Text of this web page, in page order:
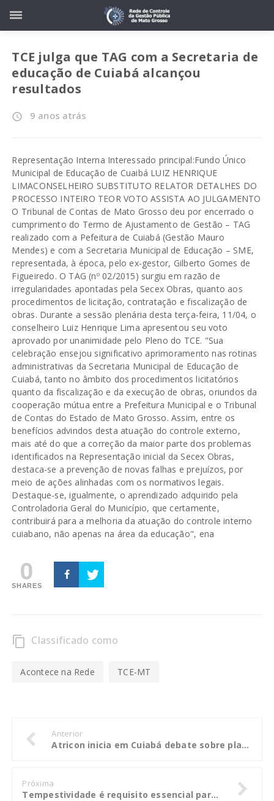
TCE julga que TAG com a Secretaria de
educação de Cuiabá alcançou
resultados
access_time 9 anos atrás
Representação Interna Interessado principal:Fundo Único
Municipal de Educação de Cuaibá LUIZ HENRIQUE
LIMACONSELHEIRO SUBSTITUTO RELATOR DETALHES DO
PROCESSO INTEIRO TEOR VOTO ASSISTA AO JULGAMENTO
O Tribunal de Contas de Mato Grosso deu por encerrado o
cumprimento do Termo de Ajustamento de Gestão – TAG
realizado com a Pefeitura de Cuiabá (Gestão Mauro
Mendes) e com a Secretaria Municipal de Educação – SME,
representada, à época, pelo ex-gestor, Gilberto Gomes de
Figueiredo. O TAG (nº 02/2015) surgiu em razão de
irregularidades apontadas pela Secex Obras, quanto aos
procedimentos de licitação, contratação e fiscalização de
obras. Durante a sessão plenária desta terça-feira, 11/04, o
conselheiro Luiz Henrique Lima apresentou seu voto
aprovado por unanimidade pelo Pleno do TCE. "Sua
celebração ensejou significativo aprimoramento nas rotinas
administrativas da Secretaria Municipal de Educação de
Cuiabá, tanto no âmbito dos procedimentos licitatórios
quanto da fiscalização e da execução de obras, oriundos da
cooperação mútua entre a Prefeitura Municipal e o Tribunal
de Contas do Estado de Mato Grosso. Assim, entre os
benefícios advindos desta atuação do controle externo,
mais até do que a correção da maior parte dos problemas
identificados na Representação inicial da Secex Obras,
destaca-se a prevenção de novas falhas e prejuízos, por
meio de ações alinhadas com os normativos legais.
Destaque-se, igualmente, o aprendizado adquirido pela
Controladoria Geral do Município, que certamente,
contribuirá para a melhoria da atuação do controle interno
cuiabano, não apenas na área da educação", ena
0
SHARES
content_copy Classificado como
Acontece na Rede TCE-MT
Anterior
Atricon inicia em Cuiabá debate sobre planejamento estratégico 2018/2023
Próxima
Tempestividade é requisito essencial para admissão de recurso no TCE